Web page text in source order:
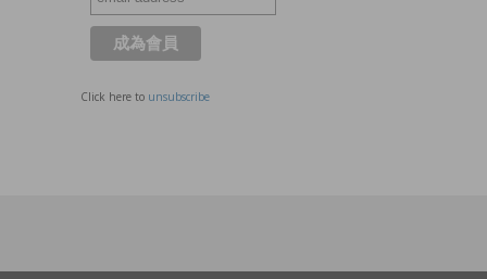
Click here to unsubscribe